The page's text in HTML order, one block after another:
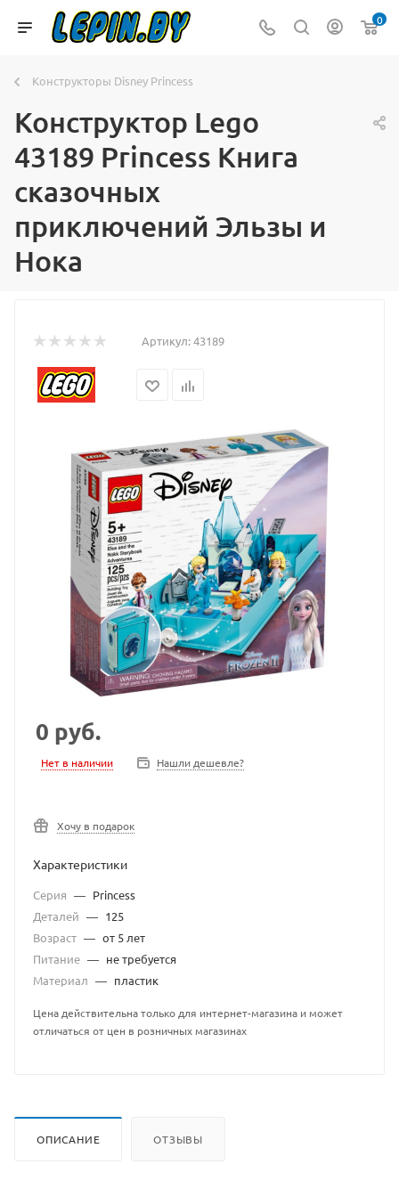
0
Конструкторы Disney Princess
Конструктор Lego
43189 Princess Книга
сказочных
приключений Эльзы и
Нока
Артикул:43189
0 руб.
Нет в наличии Нашли дешевле?
Хочу в подарок
Характеристики
Серия — Princess
Деталей — 125
Возраст — от 5 лет
Питание — не требуется
Материал — пластик
Цена действительна только для интернет-магазина и может
отличаться от цен в розничных магазинах
ОПИСАНИЕ ОТЗЫВЫ